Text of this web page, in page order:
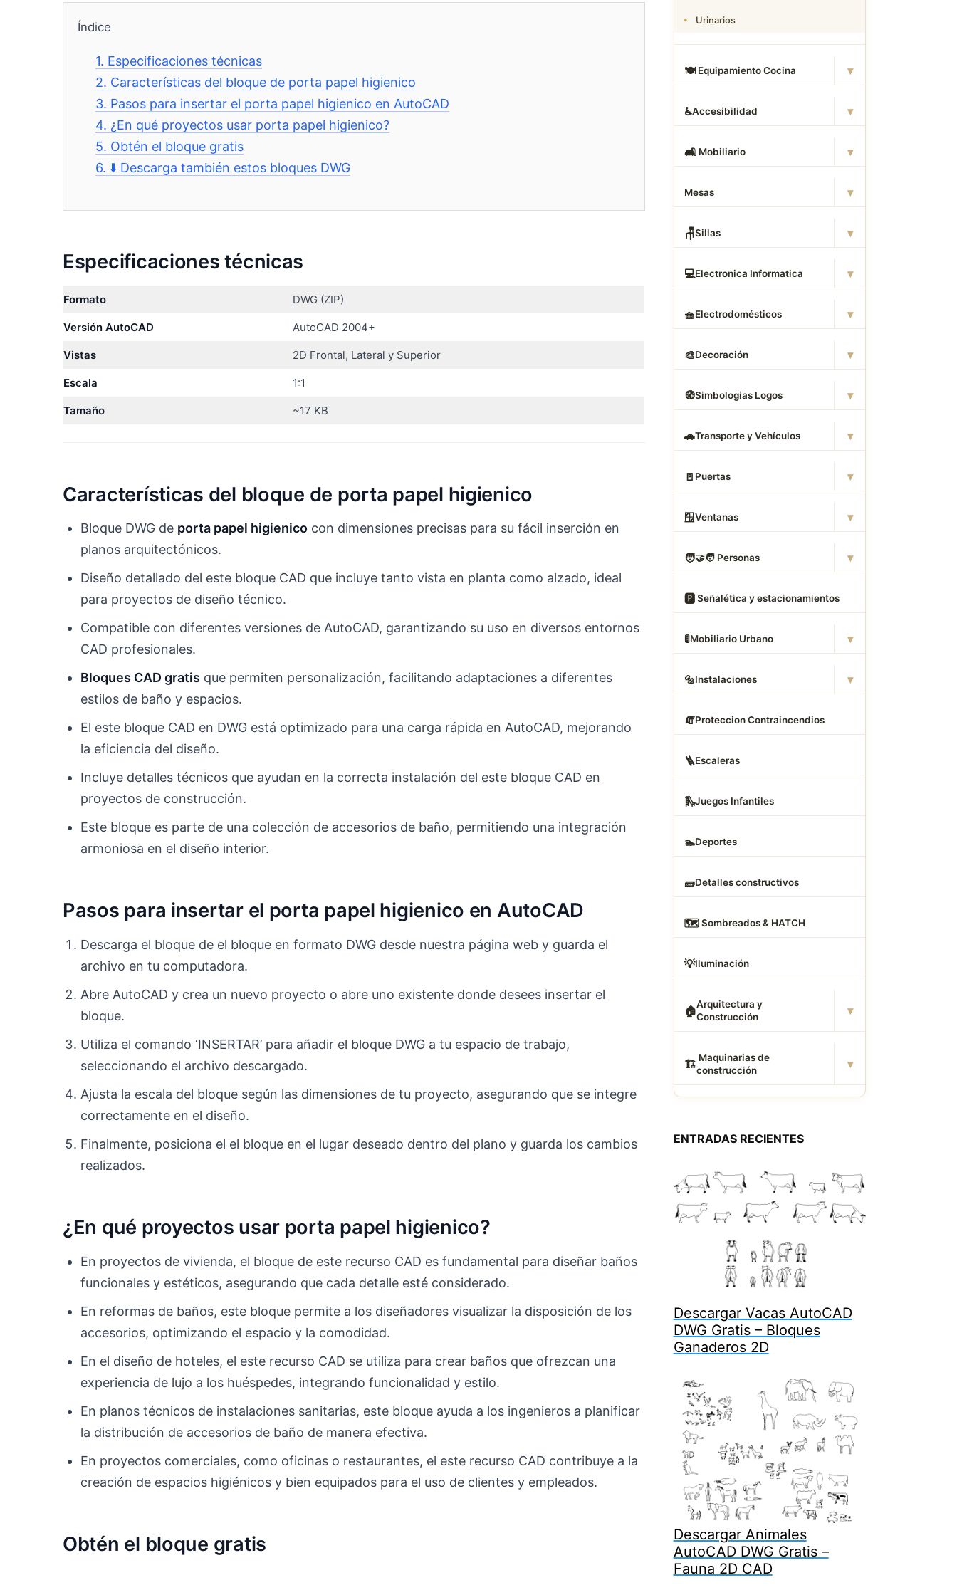
Índice
1. Especificaciones técnicas
2. Características del bloque de porta papel higienico
3. Pasos para insertar el porta papel higienico en AutoCAD
4. ¿En qué proyectos usar porta papel higienico?
5. Obtén el bloque gratis
6. ⬇️ Descarga también estos bloques DWG
Especificaciones técnicas
Formato DWG (ZIP)
Versión AutoCAD AutoCAD 2004+
Vistas 2D Frontal, Lateral y Superior
Escala 1:1
Tamaño ~17 KB
Características del bloque de porta papel higienico
Bloque DWG de porta papel higienico con dimensiones precisas para su fácil inserción en
planos arquitectónicos.
Diseño detallado del este bloque CAD que incluye tanto vista en planta como alzado, ideal
para proyectos de diseño técnico.
Compatible con diferentes versiones de AutoCAD, garantizando su uso en diversos entornos
CAD profesionales.
Bloques CAD gratis que permiten personalización, facilitando adaptaciones a diferentes
estilos de baño y espacios.
El este bloque CAD en DWG está optimizado para una carga rápida en AutoCAD, mejorando
la eficiencia del diseño.
Incluye detalles técnicos que ayudan en la correcta instalación del este bloque CAD en
proyectos de construcción.
Este bloque es parte de una colección de accesorios de baño, permitiendo una integración
armoniosa en el diseño interior.
Pasos para insertar el porta papel higienico en AutoCAD
Descarga el bloque de el bloque en formato DWG desde nuestra página web y guarda el
archivo en tu computadora.
Abre AutoCAD y crea un nuevo proyecto o abre uno existente donde desees insertar el
bloque.
Utiliza el comando ‘INSERTAR’ para añadir el bloque DWG a tu espacio de trabajo,
seleccionando el archivo descargado.
Ajusta la escala del bloque según las dimensiones de tu proyecto, asegurando que se integre
correctamente en el diseño.
Finalmente, posiciona el el bloque en el lugar deseado dentro del plano y guarda los cambios
realizados.
¿En qué proyectos usar porta papel higienico?
En proyectos de vivienda, el bloque de este recurso CAD es fundamental para diseñar baños
funcionales y estéticos, asegurando que cada detalle esté considerado.
En reformas de baños, este bloque permite a los diseñadores visualizar la disposición de los
accesorios, optimizando el espacio y la comodidad.
En el diseño de hoteles, el este recurso CAD se utiliza para crear baños que ofrezcan una
experiencia de lujo a los huéspedes, integrando funcionalidad y estilo.
En planos técnicos de instalaciones sanitarias, este bloque ayuda a los ingenieros a planificar
la distribución de accesorios de baño de manera efectiva.
En proyectos comerciales, como oficinas o restaurantes, el este recurso CAD contribuye a la
creación de espacios higiénicos y bien equipados para el uso de clientes y empleados.
Obtén el bloque gratis
Urinarios
🍽️ Equipamiento Cocina ▾
♿Accesibilidad ▾
🛋 ️ Mobiliario ▾
Mesas ▾
🪑Sillas ▾
💻Electronica Informatica ▾
🧺Electrodomésticos ▾
🎨Decoración ▾
🧭Simbologias Logos ▾
🚗Transporte y Vehículos ▾
🚪 Puertas ▾
🪟Ventanas ▾
🧑‍🤝‍🧑 Personas ▾
🅿️ Señalética y estacionamientos
🚦Mobiliario Urbano ▾
🔩Instalaciones ▾
🧯Proteccion Contraincendios
🪜Escaleras
🛝Juegos Infantiles
🏊Deportes
🧱Detalles constructivos
🗺️ Sombreados & HATCH
💡Iluminación
🏠Arquitectura y
Construcción
▾
🏗 ️ Maquinarias de
construcción
▾
ENTRADAS RECIENTES
Descargar Vacas AutoCAD
DWG Gratis – Bloques
Ganaderos 2D
Descargar Animales
AutoCAD DWG Gratis –
Fauna 2D CAD